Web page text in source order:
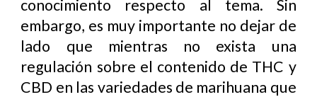
conocimiento respecto al tema. Sin
embargo, es muy importante no dejar de
lado que mientras no exista una
regulación sobre el contenido de THC y
CBD en las variedades de marihuana que